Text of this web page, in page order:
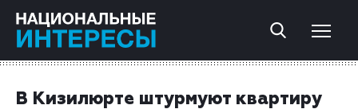
В Кизилюрте штурмуют квартиру